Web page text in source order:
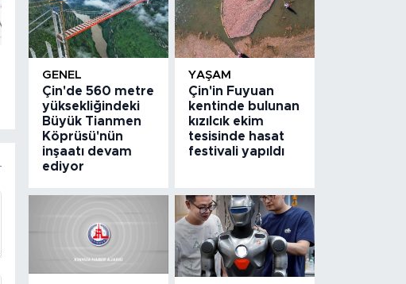
GENEL
Çin'de 560 metre
yüksekliğindeki
Büyük Tianmen
Köprüsü'nün
inşaatı devam
ediyor
YAŞAM
Çin'in Fuyuan
kentinde bulunan
kızılcık ekim
tesisinde hasat
festivali yapıldı